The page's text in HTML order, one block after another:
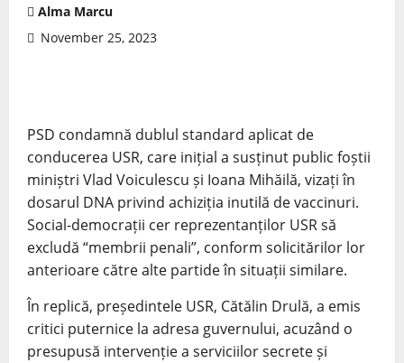
Alma Marcu
November 25, 2023
PSD condamnă dublul standard aplicat de
conducerea USR, care inițial a susținut public foștii
miniștri Vlad Voiculescu și Ioana Mihăilă, vizați în
dosarul DNA privind achiziția inutilă de vaccinuri.
Social-democrații cer reprezentanților USR să
excludă “membrii penali”, conform solicitărilor lor
anterioare către alte partide în situații similare.
În replică, președintele USR, Cătălin Drulă, a emis
critici puternice la adresa guvernului, acuzând o
presupusă intervenție a serviciilor secrete și